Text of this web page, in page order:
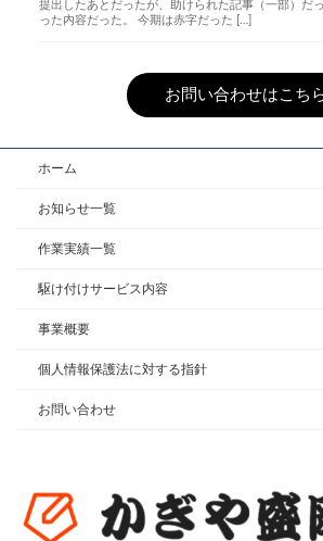
提出したあとだったが、助けられた記事（一部）だ
った内容だった。 今期は赤字だった […]
お問い合わせはこち
ホーム
お知らせ一覧
作業実績一覧
駆け付けサービス内容
事業概要
個人情報保護法に対する指針
お問い合わせ